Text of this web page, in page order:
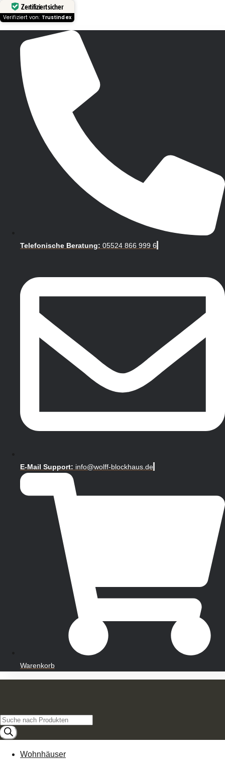
Zertifiziert sicher
Verifiziert von: Trustindex
Telefonische Beratung: 05524 866 999 6
E-Mail Support: info@wolff-blockhaus.de
Warenkorb
Products
search
Wohnhäuser